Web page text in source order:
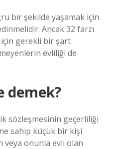
bir şekilde yaşamak için
Ancak 32 farzı
gerekli bir şart
evliliği de
demek?
sözleşmesinin geçerliliği
sahip küçük bir kişi
veya onunla evli olan